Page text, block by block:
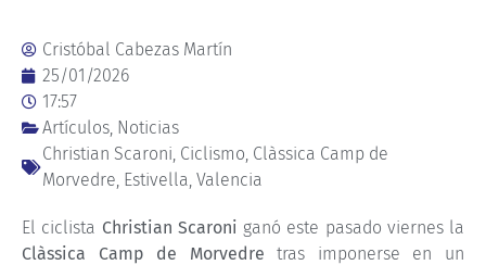
Cristóbal Cabezas Martín
25/01/2026
17:57
Artículos Noticias
Christian Scaroni Ciclismo Clàssica Camp de
Morvedre Estivella Valencia
El ciclista Christian Scaroni ganó este pasado viernes la
Clàssica Camp de Morvedre tras imponerse en un